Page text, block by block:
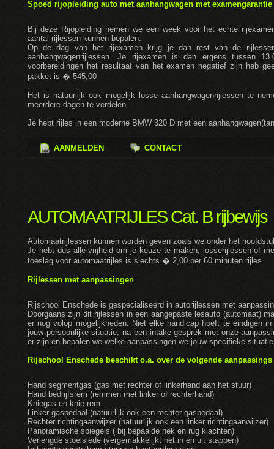
Spoed rijopleiding auto met aanhangwagen met
Bij deze Rijopleiding nemen we een week voor het echte
aantal rijlessen kunnen bepalen.
Op de dag van het rijexamen krijg je dan rest van de
aanhangwagenrijlessen. Je rijexamen is dan ergens tussen
voorbereidingen het resultaat van het examen negatief zijn heb
pakket is � 545,00
Het is natuurlijk ook mogelijk losse aanhangwagenrijlessen te
meerdere dagen te verdelen.
Je hebt rijles in een moderne BMW 320 D met een
AANMELDEN CONTACT
AUTOMAATRIJLES Cat. B rijbewijs
Automaatrijlessen kunnen worden geven zoals we onder het
Je hebt dus alle vrijheid om je keuze te maken, losserijlessen of
toeslag voor automaatrijles is slechts � 2,00 per 60 minuten rijles.
Rijlessen met aanpassingen
Rijschool Enschede is gespecialiseerd in autorijlessen met
Doorgaans zijn dit rijlessen in een aangepaste lesauto (automaat)
er nog volop mogelijkheden. Niet elke handicap hoeft te eindigen
jouw persoonlijke situatie, na een intake gesprek met onze
er zijn en bepalen we welke aanpassingen we jouw specifieke
Rijschool Enschede beschikt o.a. over de volgende
Hand segmentgas (gas met rechter of linkerhand aan het stuur)
Hand bedrijfsrem (remmen met linker of rechterhand)
Kniegas en knie rem
Linker gaspedaal (natuurlijk ook een rechter gaspedaal)
Rechter richtingaanwijzer (natuurlijk ook een linker richtingaanwijzer)
Panoramische spiegels ( bij bepaalde nek en rug klachten)
Verlengde stoelslede (vergemakkelijkt het in en uit stappen)